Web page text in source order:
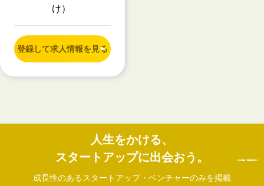
け）
登録して求人情報を見る
人生をかける、
スタートアップに出会おう。
成長性のあるスタートアップ・ベンチャーのみを掲載